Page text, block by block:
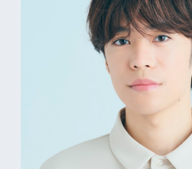
DISTRIBUTIONS
SOUND PRODUCTION
その他
プ
サ
animo actors source
小野賢章 OFFICIAL FANCLUB